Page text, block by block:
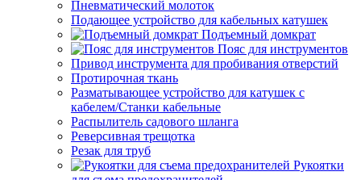
Пневматический молоток
Подающее устройство для кабельных катушек
Подъемный домкрат
Пояс для инструментов
Привод инструмента для пробивания отверстий
Протирочная ткань
Разматывающее устройство для катушек с
кабелем/Станки кабельные
Распылитель садового шланга
Реверсивная трещотка
Резак для труб
Рукоятки